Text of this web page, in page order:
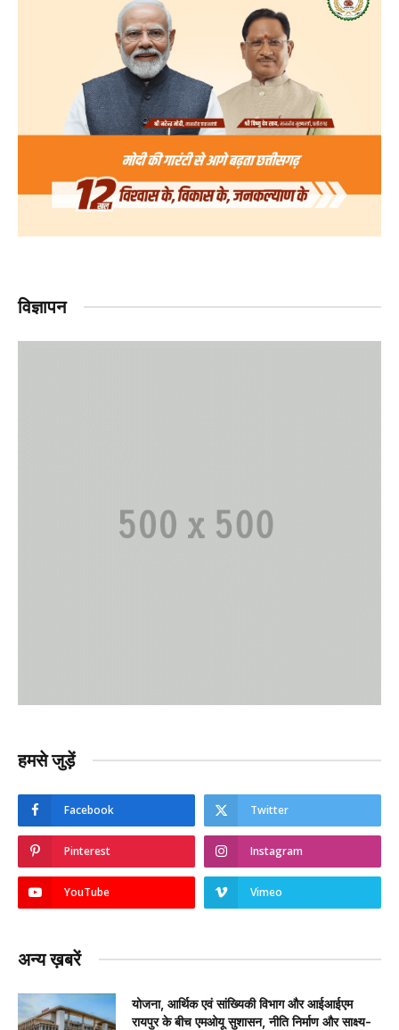
विज्ञापन
हमसे जुड़ें
Facebook Twitter
Pinterest Instagram
YouTube Vimeo
अन्य ख़बरें
योजना, आर्थिक एवं सांख्यिकी विभाग और आईआईएम
रायपुर के बीच एमओयू सुशासन, नीति निर्माण और साक्ष्य-